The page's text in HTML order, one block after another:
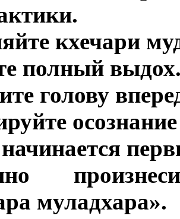
кхечари
полный
голову
муладхара».